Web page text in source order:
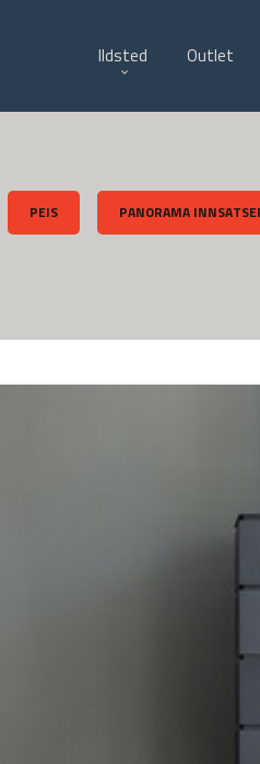
Ildsted Outlet
PEIS PANORAMA